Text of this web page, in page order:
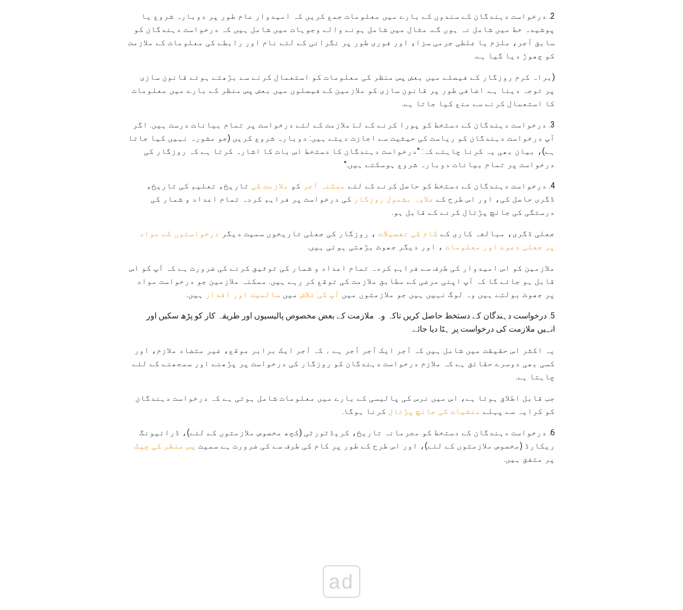
2. درخواست دہندگان کے سندوں کے بارے میں معلومات جمع کریں کہ امیدوار عام طور پر دوبارہ شروع یا
پوشیدہ خط میں شامل نہ ہوں گے. مثال میں شامل ہونے والے وجوہات میں شامل ہیں کہ درخواست دہندگان کو
سابق آجر، ملزم یا غلطی جرمی سزا، اور فوری طور پر نگرانی کے لئے نام اور رابطے کی معلومات کے ملازمت
کو چھوڑ دیا گیا ہے.
(براہ کرم روزگار کے فیصلے میں بعض پس منظر کی معلومات کو استعمال کرنے سے بڑھتے ہوئے قانون سازی
پر توجہ دینا ہے. اضافی طور پر قانون سازی کو ملازمین کے فیصلوں میں بعض پس منظر کے بارے میں معلومات
کا استعمال کرنے سے منع کیا جاتا ہے.
3. درخواست دہندگان کے دستخط کو پورا کرنے کے لۓ ملازمت کے لئے درخواست پر تمام بیانات درست ہیں. اگر
آپ درخواست دہندگان کو ریاست کی حیثیت سے اجازت دیتے ہیں: دوبارہ شروع کریں (جو مشورہ نہیں کیا جاتا
ہے)، بیان بھی یہ کرنا چاہئے کہ: "درخواست دہندگان کا دستخط اس بات کا اشارہ کرتا ہے کہ روزگار کی
درخواست پر تمام بیانات دوبارہ شروع ہوسکتے ہیں."
4. درخواست دہندگان کے دستخط کو حاصل کرنے کے لئے ممکنہ آجر کو ملازمت کی تاریخ، تعلیم کی تاریخ،
ڈگری حاصل کی، اور اس طرح کے علاوہ بشمول روزگار کی درخواست پر فراہم کردہ تمام اعداد و شمار کی
درستگی کی جانچ پڑتال کرنے کے قابل ہو.
جعلی ڈگری، مبالغہ کاری کے کام کی تفصیلات ، روزگار کی جعلی تاریخوں سمیت دیگر
درخواستوں کے مواد
پر جعلی دعوے اور معلومات ، اور دیگر جھوٹ بڑھتی ہوئی ہیں.
ملازمین کو اس امیدوار کی طرف سے فراہم کردہ تمام اعداد و شمار کی توثیق کرنے کی ضرورت ہے کہ آپ کو اس
قابل ہو جائے گا کہ آپ اپنی مرضی کے مطابق ملازمت کی توقع کر رہے ہیں. ممکنہ ملازمین جو درخواست مواد
پر جھوٹ بولتے ہیں وہ لوگ نہیں ہیں جو ملازمتوں میں آپ کی تلاش میں سالمیت اور اقدار ہیں.
5. درخواست دہندگان کے دستخط حاصل کریں تاکہ وہ ملازمت کے بعض مخصوص پالیسیوں اور طریقہ کار کو پڑھ سکیں اور
انہیں ملازمت کی درخواست پر ہٹا دیا جائے.
یہ اکثر اس حقیقت میں شامل ہیں کہ آجر ایک آجر آجر ہے ، کہ آجر ایک برابر موقع، غیر متضاد ملازم، اور
کسی بھی دوسرے حقائق ہے کہ ملازم درخواست دہندگان کو روزگار کی درخواست پر پڑھنے اور سمجھنے کے لئے
چاہتا ہے.
جب قابل اطلاق ہوتا ہے، اس میں نرس کی پالیسی کے بارے میں معلومات شامل ہوتی ہے کہ درخواست دہندگان
کو کرایہ سے پہلے منشیات کی جانچ پڑتال کرنا ہوگا.
6. درخواست دہندگان کے دستخط کو مجرمانہ تاریخ، کریڈٹورٹی (کچھ مخصوص ملازمتوں کے لئے)، ڈرائیونگ
ریکارڈ (مخصوص ملازمتوں کے لئے)، اور اس طرح کے طور پر کام کی طرف سے کی ضرورت ہے سمیت پس منظر کی چیک
پر متفق ہیں.
ad